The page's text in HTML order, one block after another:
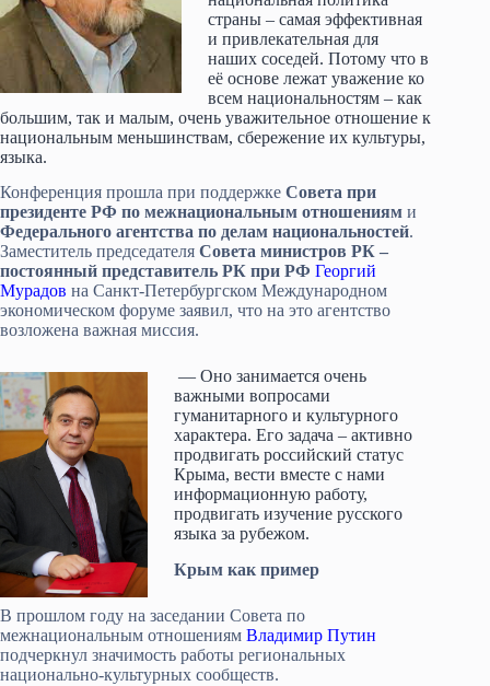
страны – самая эффективная
и привлекательная для
наших соседей. Потому что в
её основе лежат уважение ко
всем национальностям – как
большим, так и малым, очень уважительное отношение к
национальным меньшинствам, сбережение их культуры,
языка.
Конференция прошла при поддержке Совета при
президенте РФ по межнациональным отношениям и
Федерального агентства по делам национальностей.
Заместитель председателя Совета министров РК –
постоянный представитель РК при РФ Георгий
Мурадов на Санкт-Петербургском Международном
экономическом форуме заявил, что на это агентство
возложена важная миссия.
— Оно занимается очень
важными вопросами
гуманитарного и культурного
характера. Его задача – активно
продвигать российский статус
Крыма, вести вместе с нами
информационную работу,
продвигать изучение русского
языка за рубежом.
Крым как пример
В прошлом году на заседании Совета по
межнациональным отношениям Владимир Путин
подчеркнул значимость работы региональных
национально-культурных сообществ.